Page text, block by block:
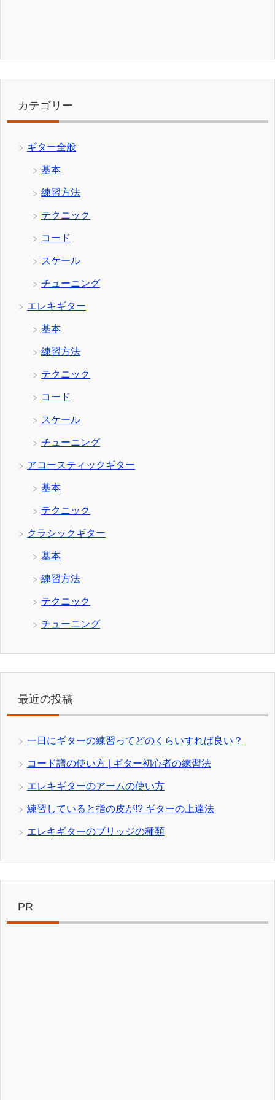
カテゴリー
ギター全般
基本
練習方法
テクニック
コード
スケール
チューニング
エレキギター
基本
練習方法
テクニック
コード
スケール
チューニング
アコースティックギター
基本
テクニック
クラシックギター
基本
練習方法
テクニック
チューニング
最近の投稿
一日にギターの練習ってどのくらいすれば良い？
コード譜の使い方 | ギター初心者の練習法
エレキギターのアームの使い方
練習していると指の皮が!? ギターの上達法
エレキギターのブリッジの種類
PR